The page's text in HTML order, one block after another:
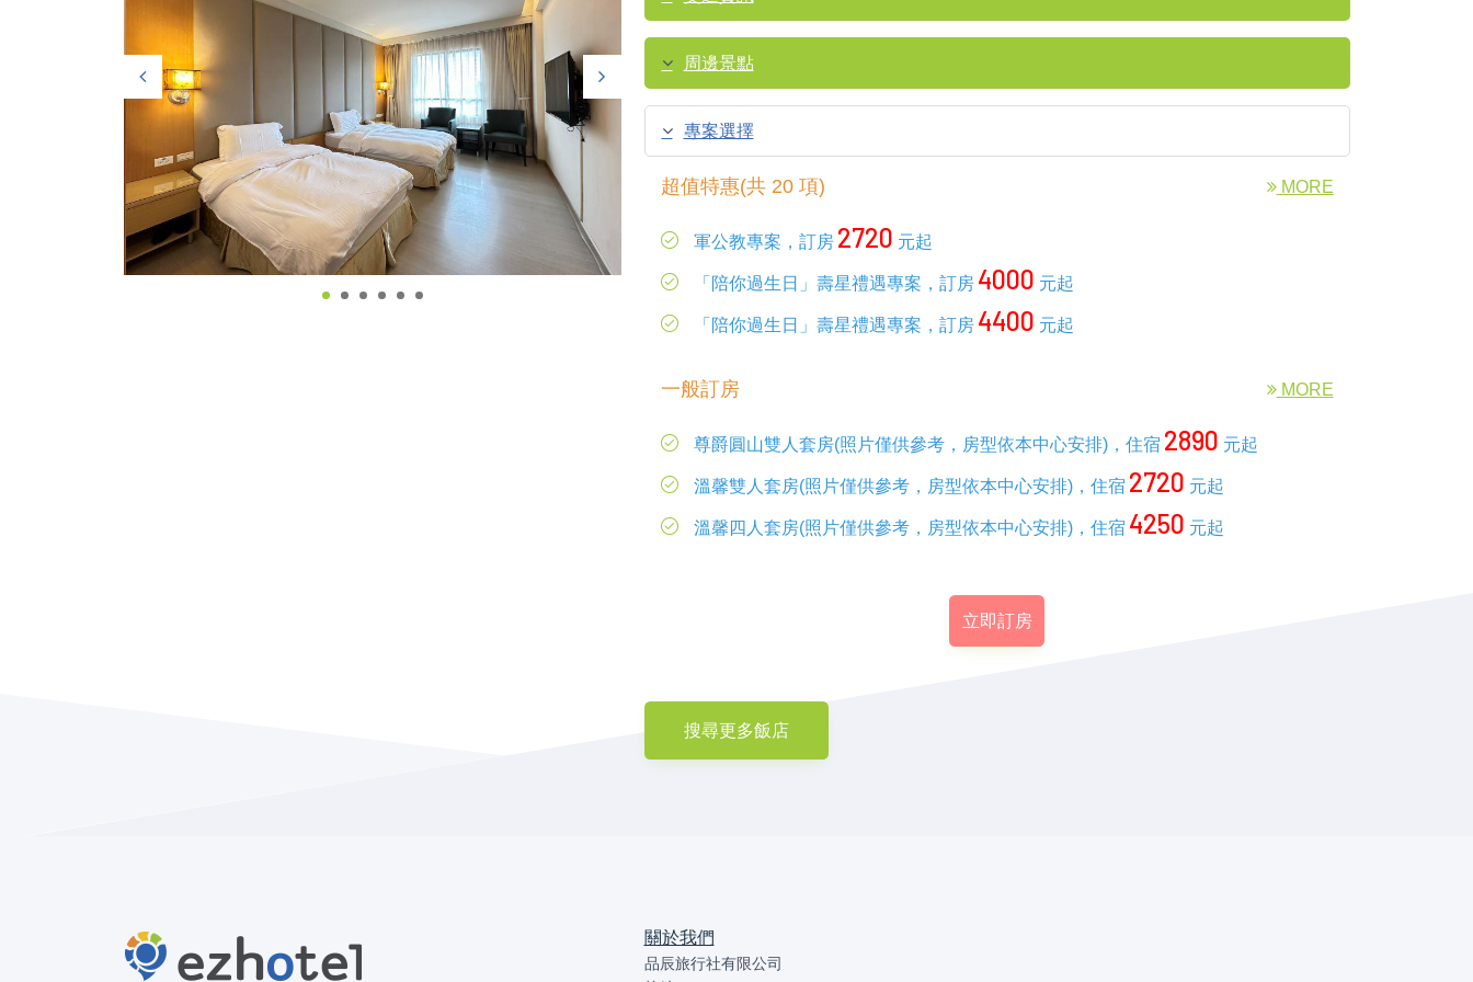
周邊景點
專案選擇
超值特惠(共 20 項) MORE
軍公教專案，訂房 2720 元起
「陪你過生日」壽星禮遇專案，訂房 4000 元起
「陪你過生日」壽星禮遇專案，訂房 4400 元起
一般訂房 MORE
尊爵圓山雙人套房(照片僅供參考，房型依本中心安排)，住宿 2890 元起
溫馨雙人套房(照片僅供參考，房型依本中心安排)，住宿 2720 元起
溫馨四人套房(照片僅供參考，房型依本中心安排)，住宿 4250 元起
立即訂房
搜尋更多飯店
關於我們
品辰旅行社有限公司